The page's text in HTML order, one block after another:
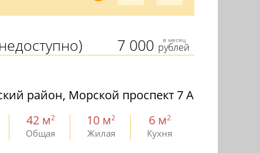
7 000 в месяц
рублей
район, Морской проспект 7 А
42 м2
Общая
10 м2
Жилая
6 м2
Кухня